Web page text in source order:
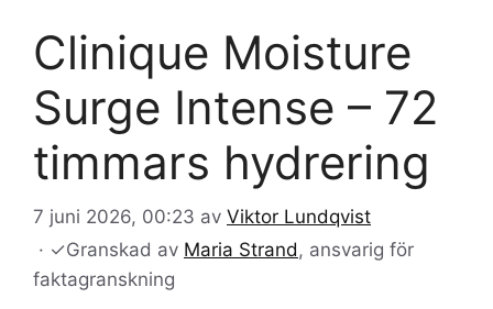
Clinique Moisture
Surge Intense – 72
timmars hydrering
7 juni 2026, 00:23 av Viktor Lundqvist
· ✓Granskad av Maria Strand , ansvarig för
faktagranskning